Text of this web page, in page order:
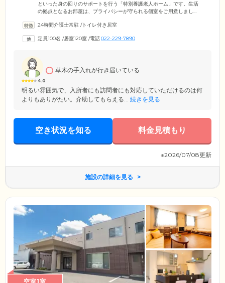
といった身の回りのサポートを行う「特別養護老人ホーム」です。生活
の拠点となるお部屋は、プライバシーが守られる個室をご用意しまし
我が家のように快適にお過ごしいただけます。お食事は、おいしさはも
入居者様とのおしゃべりに花を咲かせながら、和気あいあいとした時間
24時間介護士常駐 /トイレ付き居室
定員100名 /居室120室 /電話022-229-7890
4.0
草木の手入れが行き届いている
明るい雰囲気で、入所者にも訪問者にも対応していただけるのは何
よりもありがたい。介助してもらえる... 続きを見る
空き状況を知る 料金見積もり
※2026/07/08更新
施設の詳細を見る
空室1室